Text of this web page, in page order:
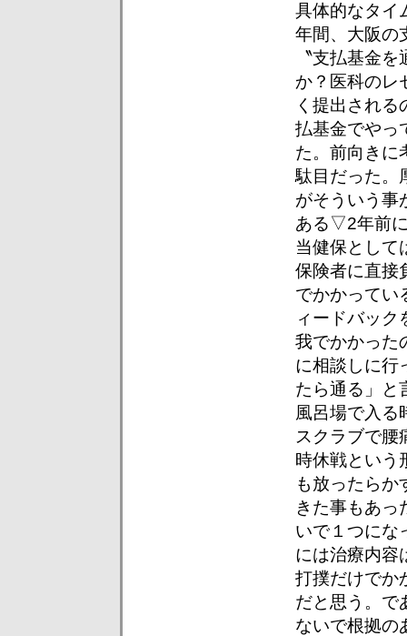
具体的なタイ
年間、大阪の
〝支払基金
か？医科のレ
く提出され
払基金でやっ
た。前向きに
駄目だった。
がそういう事
ある▽2年前
当健保として
保険者に直接
でかかってい
ィードバッ
我でかかった
に相談しに行
たら通る」と
風呂場で入る
スクラブで腰
時休戦という
も放ったらか
きた事もあっ
いで１つにな
には治療内容
打撲だけでか
だと思う。で
ないで根拠の